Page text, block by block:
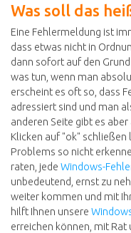
Was soll das
Eine Fehlermeldung ist
dass etwas nicht in
dann sofort auf den
was tun, wenn man
erscheint es oft so, dass
adressiert sind und man
anderen Seite gibt es
Klicken auf "ok" schließen
Problems so nicht
raten, jede Windows-
unbedeutend, ernst zu
weiter kommen und mit
hilft Ihnen unsere
erreichen können, mit Rat